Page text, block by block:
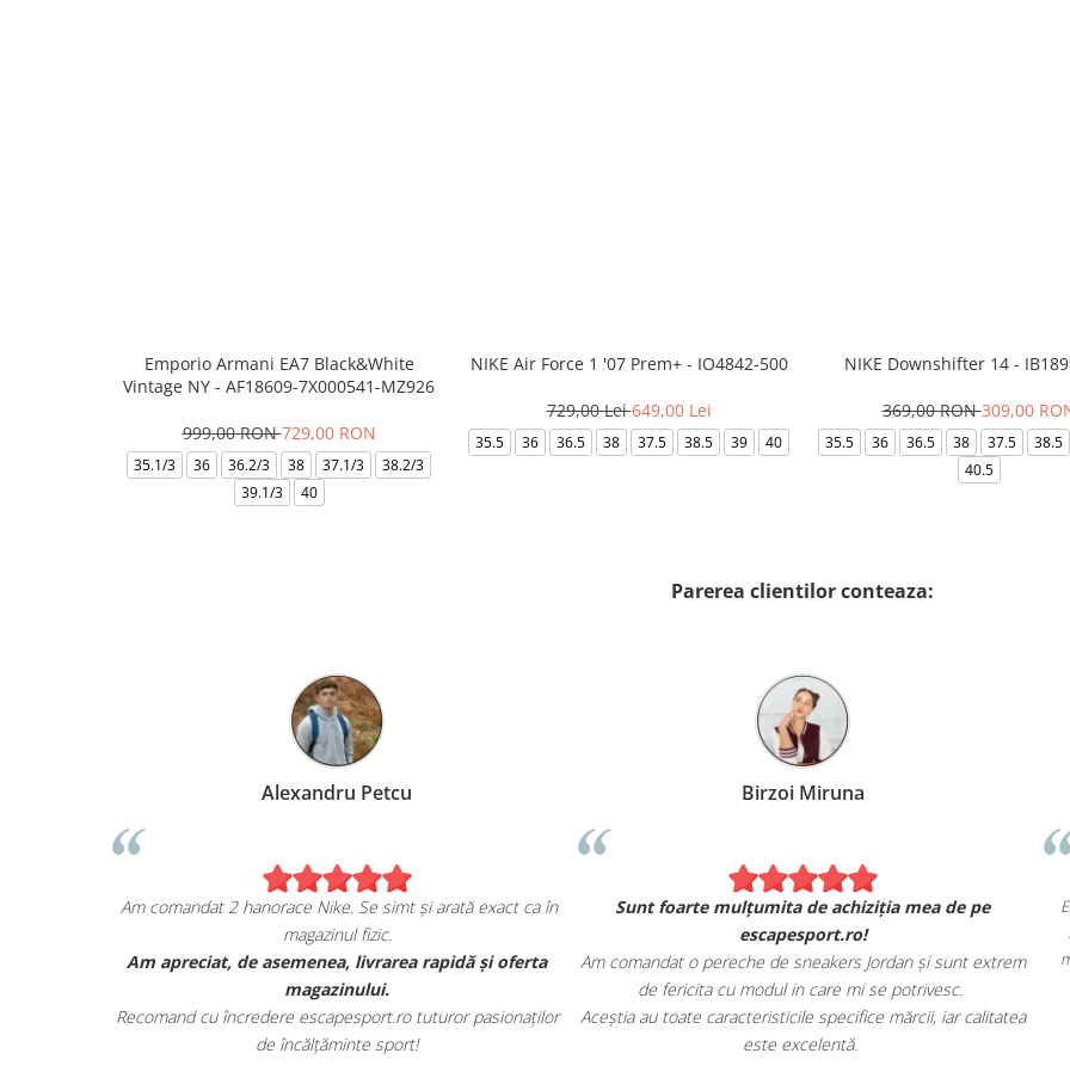
Emporio Armani EA7 Black&White
Vintage NY - AF18609-7X000541-MZ926
999,00 RON729,00 RON
35.1/3 36 36.2/3 38 37.1/3
38.2/3
39.1/3
40
NIKE Air Force 1 '07 Prem+ - IO4842-500
729,00 Lei649,00 Lei
35.5 36 36.5 38 37.5 38.5 39 40
NIKE Downshifter 14 -
369,00 RON309,00
35.5 36 36.5 38 37.5 38.5
40.5
Parerea clientilor conteaza:
Marius Anghel
Sunt extrem de bucuros de achiziția mea de pe
escapesport.ro!
Am comandat un pair de sneakers JORDAN, și sunt cu
adevărat impresionat de calitatea lor.
Au venit în ambalajul lor autentic și au avut toate detaliile
specifice mărcii.
Alexandru Petcu
Am comandat 2 hanorace Nike. Se simt și arată exact ca în
magazinul fizic.
Am apreciat, de asemenea, livrarea rapidă și oferta
magazinului.
Recomand cu încredere escapesport.ro tuturor pasionaților
de încălțăminte sport!
Sunt
Am comandat
de
Aceștia au